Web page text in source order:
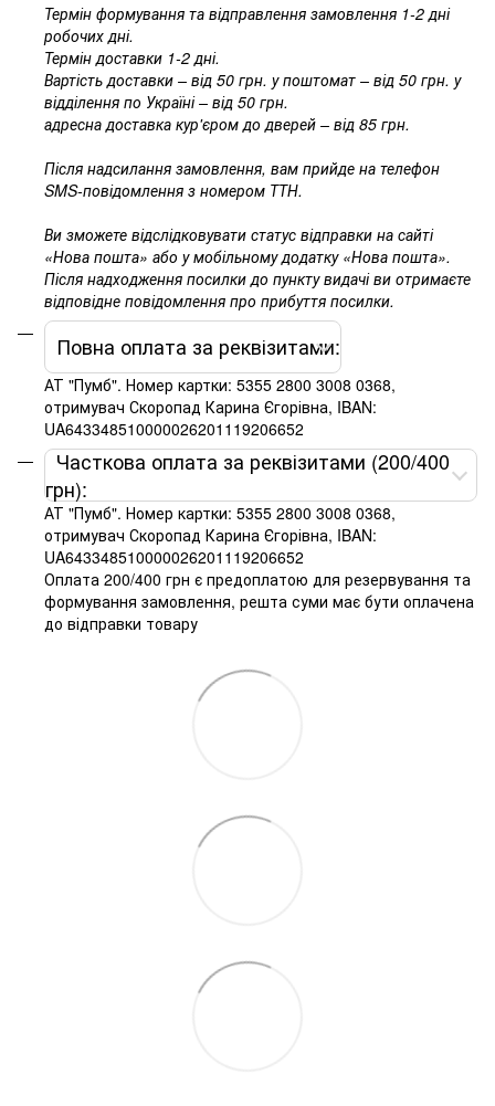
Термін формування та відправлення замовлення 1-2 дні
робочих дні.
Термін доставки 1-2 дні.
Вартість доставки – від 50 грн. у поштомат – від 50 грн. у
відділення по Україні – від 50 грн.
адресна доставка кур'єром до дверей – від 85 грн.
Після надсилання замовлення, вам прийде на телефон
SMS-повідомлення з номером ТТН.
Ви зможете відслідковувати статус відправки на сайті
«Нова пошта» або у мобільному додатку «Нова пошта».
Після надходження посилки до пункту видачі ви отримаєте
відповідне повідомлення про прибуття посилки.
Повна оплата за реквізитами:
АТ "Пумб". Номер картки: 5355 2800 3008 0368,
отримувач Скоропад Карина Єгорівна, IBAN:
UA643348510000026201119206652
Часткова оплата за реквізитами (200/400
грн):
АТ "Пумб". Номер картки: 5355 2800 3008 0368,
отримувач Скоропад Карина Єгорівна, IBAN:
UA643348510000026201119206652
Оплата 200/400 грн є предоплатою для резервування та
формування замовлення, решта суми має бути оплачена
до відправки товару